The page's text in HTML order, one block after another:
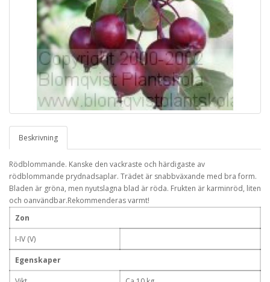
Beskrivning
Rödblommande. Kanske den vackraste och härdigaste av
rödblommande prydnadsaplar. Trädet är snabbväxande med bra form.
Bladen är gröna, men nyutslagna blad är röda. Frukten är karminröd, liten
och oanvändbar.Rekommenderas varmt!
Zon
I-IV (V)
Egenskaper